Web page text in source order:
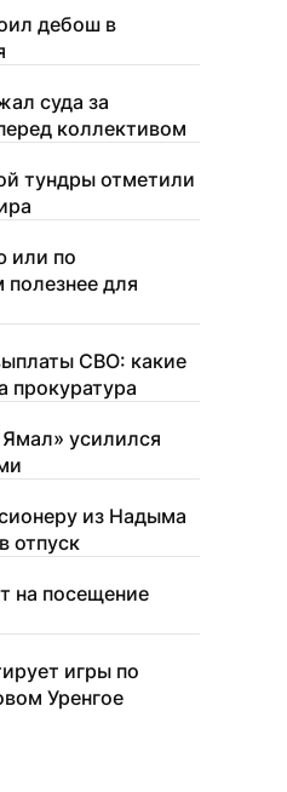
дебош в
суда за
коллективом
тундры отметили
или по
для
СВО: какие
прокуратура
усилился
из Надыма
отпуск
на посещение
игры по
Уренгое